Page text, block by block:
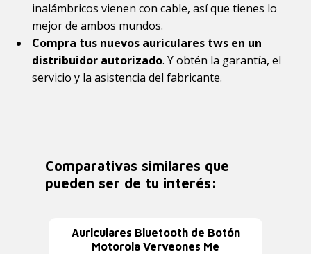
inalámbricos vienen con cable, así que tienes lo
mejor de ambos mundos.
Compra tus nuevos auriculares tws en un
distribuidor autorizado. Y obtén la garantía, el
servicio y la asistencia del fabricante.
Comparativas similares que
pueden ser de tu interés:
Auriculares Bluetooth de Botón
Motorola Verveones Me